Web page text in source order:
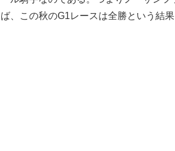
ば、この秋のG1レースは全勝という結果